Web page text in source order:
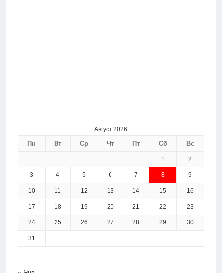
Август 2026
Пн Вт Ср Чт Пт Сб Вс
1 2
3 4 5 6 7 8 9
10 11 12 13 14 15 16
17 18 19 20 21 22 23
24 25 26 27 28 29 30
31